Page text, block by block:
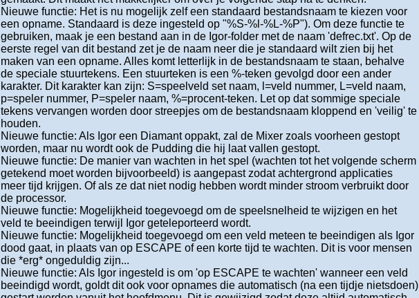
Nieuwe functie: Het is nu mogelijk zelf een standaard bestandsnaam te kiezen voor
een opname. Standaard is deze ingesteld op "%S-%l-%L-%P"). Om deze functie te
gebruiken, maak je een bestand aan in de Igor-folder met de naam 'defrec.txt'. Op de
eerste regel van dit bestand zet je de naam neer die je standaard wilt zien bij het
maken van een opname. Alles komt letterlijk in de bestandsnaam te staan, behalve
de speciale stuurtekens. Een stuurteken is een %-teken gevolgd door een ander
karakter. Dit karakter kan zijn: S=speelveld set naam, l=veld nummer, L=veld naam,
p=speler nummer, P=speler naam, %=procent-teken. Let op dat sommige speciale
tekens vervangen worden door streepjes om de bestandsnaam kloppend en 'veilig' te
houden.
Nieuwe functie: Als Igor een Diamant oppakt, zal de Mixer zoals voorheen gestopt
worden, maar nu wordt ook de Pudding die hij laat vallen gestopt.
Nieuwe functie: De manier van wachten in het spel (wachten tot het volgende scherm
getekend moet worden bijvoorbeeld) is aangepast zodat achtergrond applicaties
meer tijd krijgen. Of als ze dat niet nodig hebben wordt minder stroom verbruikt door
de processor.
Nieuwe functie: Mogelijkheid toegevoegd om de speelsnelheid te wijzigen en het
veld te beeindigen terwijl Igor geteleporteerd wordt.
Nieuwe functie: Mogelijkheid toegevoegd om een veld meteen te beeindigen als Igor
dood gaat, in plaats van op ESCAPE of een korte tijd te wachten. Dit is voor mensen
die *erg* ongeduldig zijn...
Nieuwe functie: Als Igor ingesteld is om 'op ESCAPE te wachten' wanneer een veld
beeindigd wordt, goldt dit ook voor opnames die automatisch (na een tijdje nietsdoen)